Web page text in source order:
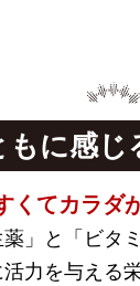
もに感じ
くてカラダ
薬」と「ビタ
力を与える